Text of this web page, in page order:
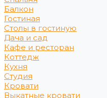
Балкон
Гостиная
Столы в гостиную
Дача и сад
Кафе и ресторан
Коттедж
Кухня
Студия
Кровати
Выкатные кровати